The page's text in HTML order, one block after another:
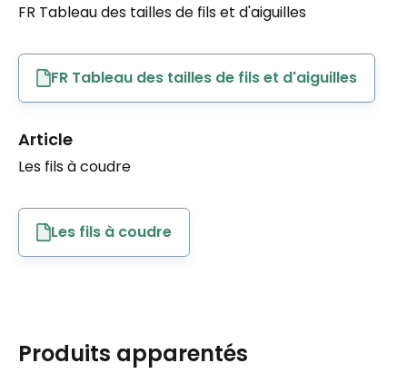
FR Tableau des tailles de fils et d'aiguilles
FR Tableau des tailles de fils et d'aiguilles
Article
Les fils à coudre
Les fils à coudre
Produits apparentés